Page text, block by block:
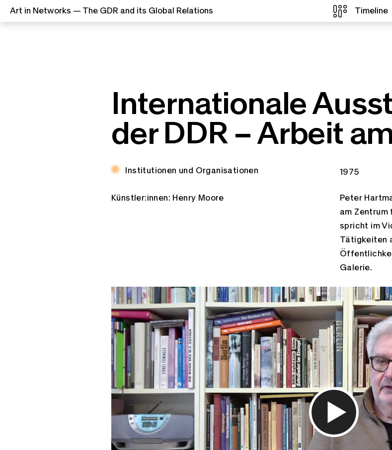
Art in Networks — The GDR and its Global Relations Timeline
Internationale
der DDR – Arbeit
Thema:
Institutionen und Organisationen Zeitspannen:
1975
Künstler:innen: Henry Moore
Peter
am Zentrum
spricht im
Tätigkeiten
Galerie.